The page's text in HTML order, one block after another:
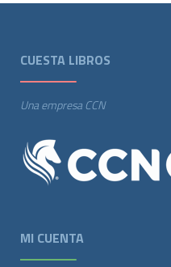
CUESTA LIBROS
Una empresa CCN
MI CUENTA